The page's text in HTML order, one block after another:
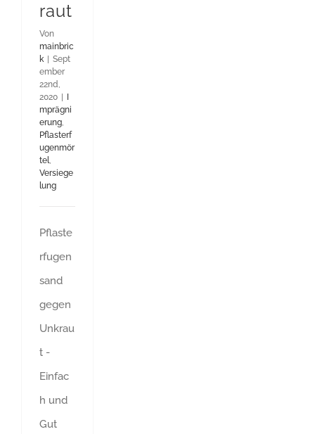
raut
Von
mainbric
k
Sept
ember
22nd,
2020
mprägni
erung,
Pflasterf
ugenmör
tel,
Versiege
lung
Pflaste
rfugen
sand
gegen
Unkrau
t -
Einfac
h und
Gut